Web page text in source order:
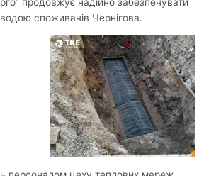
споживачів Чернігова.